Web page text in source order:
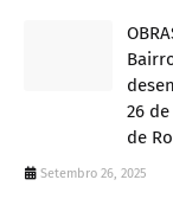
26
de
Setembro 26, 2025